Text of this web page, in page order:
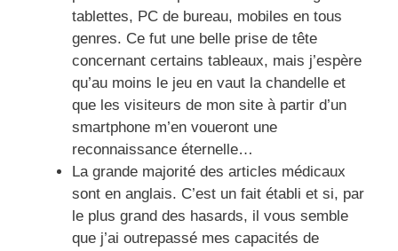
tablettes, PC de bureau, mobiles en tous
genres. Ce fut une belle prise de tête
concernant certains tableaux, mais j’espère
qu’au moins le jeu en vaut la chandelle et
que les visiteurs de mon site à partir d’un
smartphone m’en voueront une
reconnaissance éternelle…
La grande majorité des articles médicaux
sont en anglais. C’est un fait établi et si, par
le plus grand des hasards, il vous semble
que j’ai outrepassé mes capacités de